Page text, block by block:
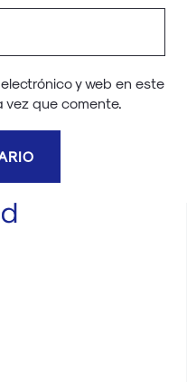
y web en este
vez que comente.